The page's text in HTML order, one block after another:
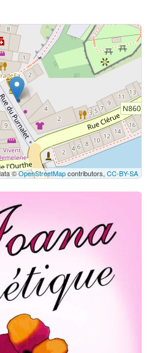
pour afficher la carte.
la carte
©OpenStreetMapcontributors, CC-BY-SA